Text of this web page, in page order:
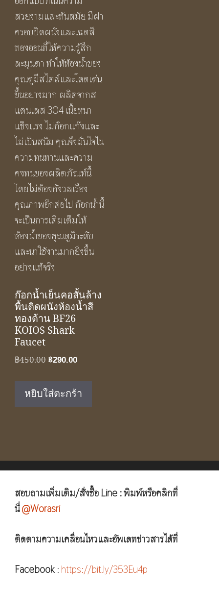
ก๊อกน้ำเย็นคอสั้นล้าง
พื้นติดผนังห้องน้ำสี
ทองด้าน BF26
KOIOS Shark
Faucet
฿450.00Original
was:
฿450.00.
฿290.00Current
฿290.00.
หยิบใส่ตะกร้า
สอบถามเพิ่มเติม/สั่งซื้อ Line : พิมพ์หรือคลิกที่
นี่@Worasri
ติดตามความเคลื่อนไหวและอัพเดทข่าวสารได้ที่
Facebook : https://bit.ly/353Eu4p